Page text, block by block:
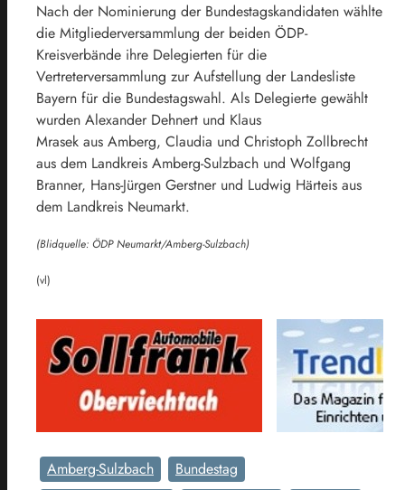
Nach der Nominierung der Bundestagskandidaten wählte
die Mitgliederversammlung der beiden ÖDP-
Kreisverbände ihre Delegierten für die
Vertreterversammlung zur Aufstellung der Landesliste
Bayern für die Bundestagswahl. Als Delegierte gewählt
wurden Alexander Dehnert und Klaus
Mrasek aus Amberg, Claudia und Christoph Zollbrecht
aus dem Landkreis Amberg-Sulzbach und Wolfgang
Branner, Hans-Jürgen Gerstner und Ludwig Härteis aus
dem Landkreis Neumarkt.
(Blidquelle: ÖDP Neumarkt/Amberg-Sulzbach)
(vl)
Amberg-Sulzbach
Bundestag